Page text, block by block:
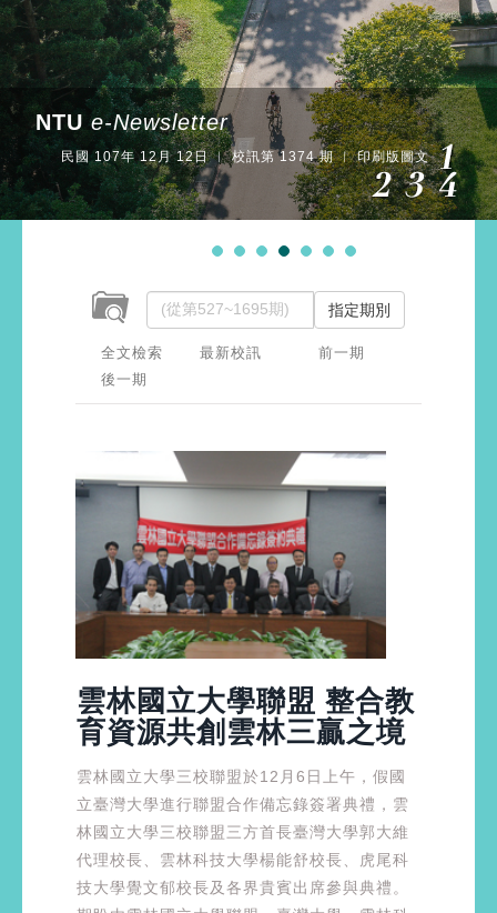
NTUe-Newsletter
民國 107年 12月 12日 ︱ 校訊第 1374 期 ︱ 印刷版圖文
指定期別
全文檢索 最新校訊
前一期
後一期
雲林國立大學聯盟 整合教
育資源共創雲林三贏之境
雲林國立大學三校聯盟於12月6日上午，假國
立臺灣大學進行聯盟合作備忘錄簽署典禮，雲
林國立大學三校聯盟三方首長臺灣大學郭大維
代理校長、雲林科技大學楊能舒校長、虎尾科
技大學覺文郁校長及各界貴賓出席參與典禮。